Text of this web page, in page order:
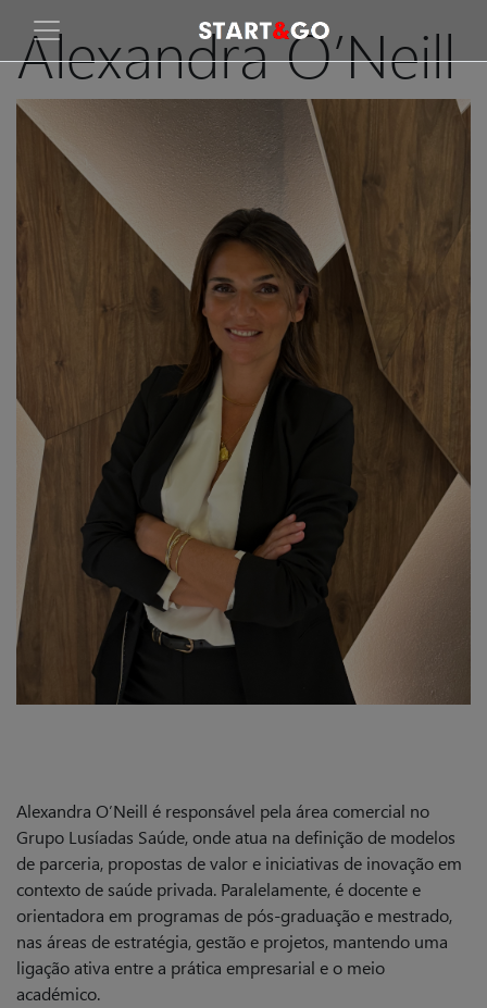
Alexandra O’Neill
Alexandra O’Neill é responsável pela área comercial no
Grupo Lusíadas Saúde, onde atua na definição de modelos
de parceria, propostas de valor e iniciativas de inovação em
contexto de saúde privada. Paralelamente, é docente e
orientadora em programas de pós-graduação e mestrado,
nas áreas de estratégia, gestão e projetos, mantendo uma
ligação ativa entre a prática empresarial e o meio
académico.